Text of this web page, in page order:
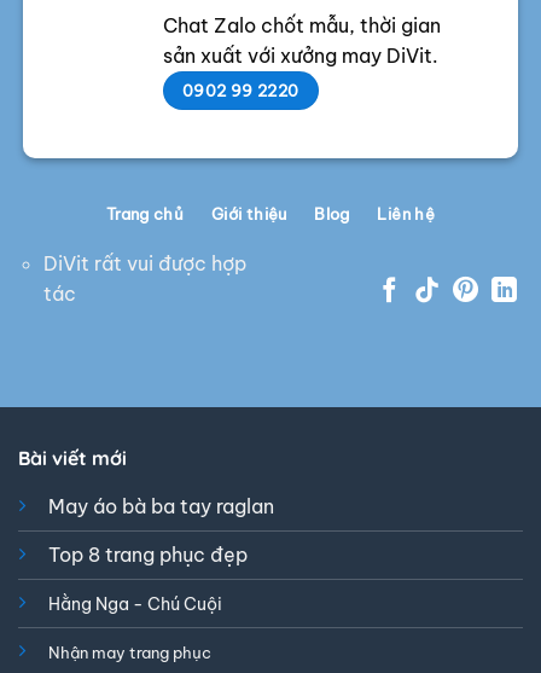
Chat Zalo chốt mẫu, thời gian
sản xuất với xưởng may DiVit.
0902 99 2220
DiVit rất vui được hợp
tác
Trang chủ Giới thiệu Blog Liên hệ
Bài viết mới
May áo bà ba tay raglan
Top 8 trang phục đẹp
Hằng Nga - Chú Cuội
Nhận may trang phục